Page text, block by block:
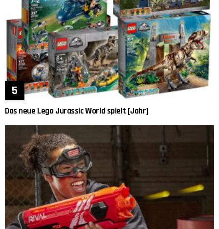
Das neue Lego Jurassic World spielt [Jahr]